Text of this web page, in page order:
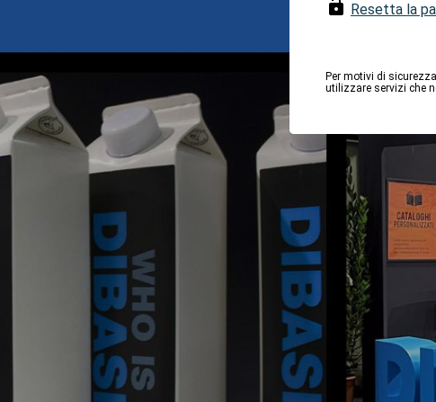
Resetta la
Per motivi di
utilizzare servizi che